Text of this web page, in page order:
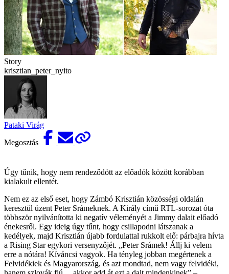
Story
krisztian_peter_nyito
Pataki Virág
Megosztás
Úgy tűnik, hogy nem rendeződött az előadók között korábban
kialakult ellentét.
Nem ez az első eset, hogy Zámbó Krisztián közösségi oldalán
keresztül üzent Peter Srámeknek. A Király című RTL-sorozat óta
többször nyilvánította ki negatív véleményét a Jimmy dalait előadó
énekesről. Egy ideig úgy tűnt, hogy csillapodni látszanak a
kedélyek, majd Krisztián újabb fordulattal rukkolt elő: párbajra hívta
a Rising Star egykori versenyzőjét. „Peter Srámek! Állj ki velem
erre a nótára! Kíváncsi vagyok. Ha tényleg jobban megértenek a
Felvidékiek és Magyarország, és azt mondtad, nem vagy felvidéki,